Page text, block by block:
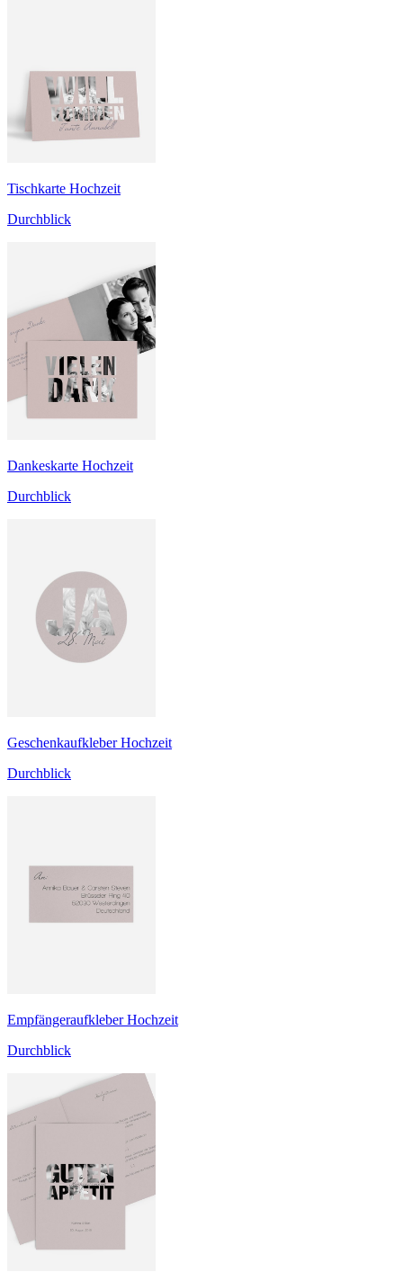
Tischkarte Hochzeit
Durchblick
Dankeskarte Hochzeit
Durchblick
Geschenkaufkleber Hochzeit
Durchblick
Empfängeraufkleber Hochzeit
Durchblick